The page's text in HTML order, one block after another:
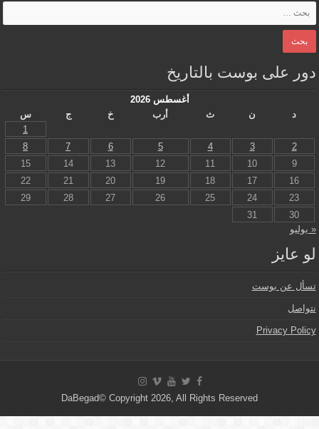
على بوست بالتاريخ
أغسطس 2026
ن ث أرب خ ج
س
2
3
4
5
6
9
10
11
12
13
14
15
16
17
18
19
20
21
22
23
24
25
26
27
28
29
30
31
يوليو
عايز
عن بوست
Privacy
DaBegad© Copyright 2026, All Rights Reserved